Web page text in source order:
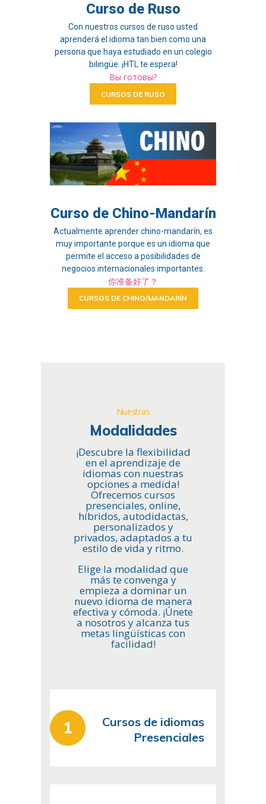
Curso de Ruso
Con nuestros cursos de ruso usted
aprenderá el idioma tan bien como una
persona que haya estudiado en un colegio
bilingüe. ¡HTL te espera!
Вы готовы?
CURSOS DE RUSO
Curso de Chino-Mandarín
Actualmente aprender chino-mandarín, es
muy importante porque es un idioma que
permite el acceso a posibilidades de
negocios internacionales importantes.
你准备好了？
CURSOS DE CHINO/MANDARÍN
Nuestras
Modalidades
¡Descubre la flexibilidad
en el aprendizaje de
idiomas con nuestras
opciones a medida!
Ofrecemos cursos
presenciales, online,
híbridos, autodidactas,
personalizados y
privados, adaptados a tu
estilo de vida y ritmo.
Elige la modalidad que
más te convenga y
empieza a dominar un
nuevo idioma de manera
efectiva y cómoda. ¡Únete
a nosotros y alcanza tus
metas lingüísticas con
facilidad!
Cursos de idiomas
Presenciales